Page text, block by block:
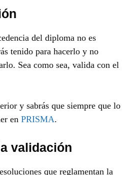
del diploma no es
tenido para hacerlo y no
Sea como sea, valida con el
y sabrás que siempre que lo
en PRISMA.
validación
que reglamentan la